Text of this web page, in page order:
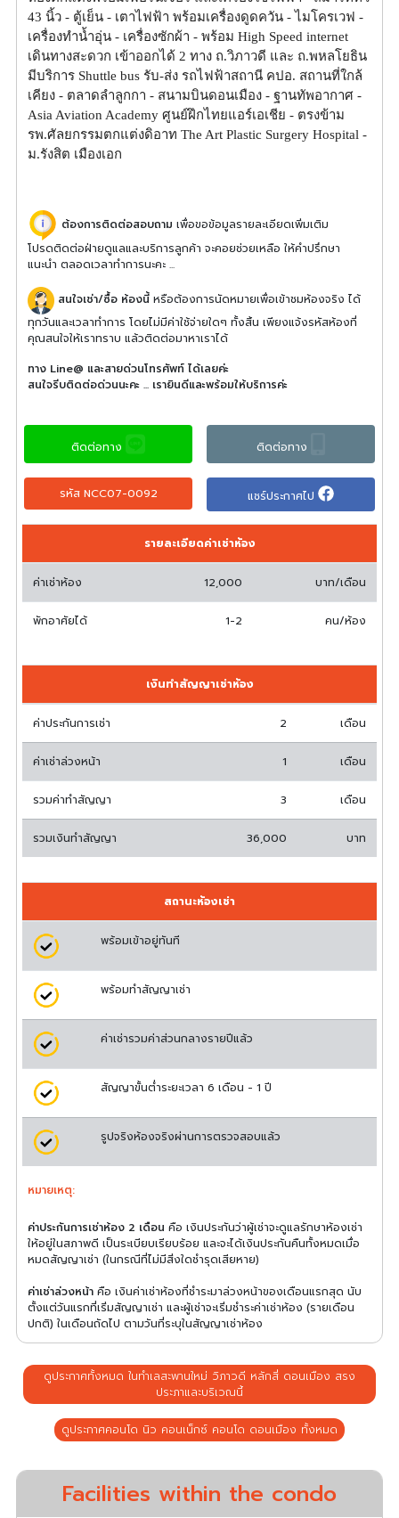
43 นิ้ว - ตู้เย็น - เตาไฟฟ้า พร้อมเครื่องดูดควัน - ไมโครเวฟ -
เครื่องทำน้ำอุ่น - เครื่องซักผ้า - พร้อม High Speed internet
เดินทางสะดวก เข้าออกได้ 2 ทาง ถ.วิภาวดี และ ถ.พหลโยธิน
มีบริการ Shuttle bus รับ-ส่ง รถไฟฟ้าสถานี คปอ. สถานที่ใกล้
เคียง - ตลาดลำลูกกา - สนามบินดอนเมือง - ฐานทัพอากาศ -
Asia Aviation Academy ศูนย์ฝึกไทยแอร์เอเชีย - ตรงข้าม
รพ.ศัลยกรรมตกแต่งดิอาท The Art Plastic Surgery Hospital -
ม.รังสิต เมืองเอก
ต้องการติดต่อสอบถาม เพื่อขอข้อมูลรายละเอียดเพิ่มเติม
โปรดติดต่อฝ่ายดูแลและบริการลูกค้า จะคอยช่วยเหลือ ให้คำปรึกษา
แนะนำ ตลอดเวลาทำการนะคะ ...
สนใจเช่า/ซื้อ ห้องนี้ หรือต้องการนัดหมายเพื่อเข้าชมห้องจริง ได้
ทุกวันและเวลาทำการ โดยไม่มีค่าใช้จ่ายใดๆ ทั้งสิ้น เพียงแจ้งรหัสห้องที่
คุณสนใจให้เราทราบ แล้วติดต่อมาหาเราได้
ทาง Line@ และสายด่วนโทรศัพท์ ได้เลยค่ะ
สนใจรีบติดต่อด่วนนะคะ ... เรายินดีและพร้อมให้บริการค่ะ
ติดต่อทาง ติดต่อทาง
รหัส NCC07-0092 แชร์ประกาศไป
รายละเอียดค่าเช่าห้อง
ค่าเช่าห้อง 12,000 บาท/เดือน
พักอาศัยได้ 1-2 คน/ห้อง
เงินทำสัญญาเช่าห้อง
ค่าประกันการเช่า 2 เดือน
ค่าเช่าล่วงหน้า 1 เดือน
รวมค่าทำสัญญา 3 เดือน
รวมเงินทำสัญญา 36,000 บาท
สถานะห้องเช่า
พร้อมเข้าอยู่ทันที
พร้อมทำสัญญาเช่า
ค่าเช่ารวมค่าส่วนกลางรายปีแล้ว
สัญญาขั้นต่ำระยะเวลา 6 เดือน - 1 ปี
รูปจริงห้องจริงผ่านการตรวจสอบแล้ว
หมายเหตุ:
ค่าประกันการเช่าห้อง 2 เดือน คือ เงินประกันว่าผู้เช่าจะดูแลรักษาห้องเช่า
ให้อยู่ในสภาพดี เป็นระเบียบเรียบร้อย และจะได้เงินประกันคืนทั้งหมดเมื่อ
หมดสัญญาเช่า (ในกรณีที่ไม่มีสิ่งใดชำรุดเสียหาย)
ค่าเช่าล่วงหน้า คือ เงินค่าเช่าห้องที่ชำระมาล่วงหน้าของเดือนแรกสุด นับ
ตั้งแต่วันแรกที่เริ่มสัญญาเช่า และผู้เช่าจะเริ่มชำระค่าเช่าห้อง (รายเดือน
ปกติ) ในเดือนถัดไป ตามวันที่ระบุในสัญญาเช่าห้อง
ดูประกาศทั้งหมด ในทำเลสะพานใหม่ วิภาวดี หลักสี่ ดอนเมือง สรง
ประภาและบริเวณนี้
ดูประกาศคอนโด นิว คอนเน็กซ์ คอนโด ดอนเมือง ทั้งหมด
Facilities within the condo